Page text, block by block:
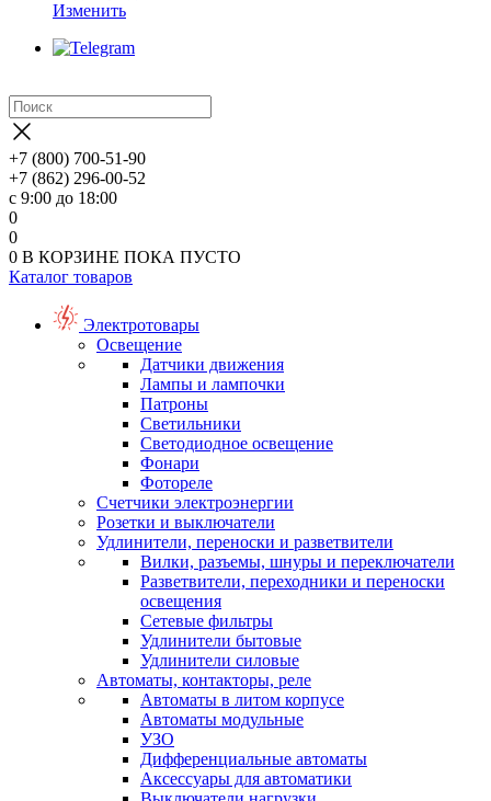
Изменить
+7 (800) 700-51-90
+7 (862) 296-00-52
с 9:00 до 18:00
0
0
0 В КОРЗИНЕ ПОКА ПУСТО
Каталог товаров
Электротовары
Освещение
Датчики движения
Лампы и лампочки
Патроны
Светильники
Светодиодное освещение
Фонари
Фотореле
Счетчики электроэнергии
Розетки и выключатели
Удлинители, переноски и разветвители
Вилки, разъемы, шнуры и переключатели
Разветвители, переходники и переноски
освещения
Сетевые фильтры
Удлинители бытовые
Удлинители силовые
Автоматы, контакторы, реле
Автоматы в литом корпусе
Автоматы модульные
УЗО
Дифференциальные автоматы
Аксессуары для автоматики